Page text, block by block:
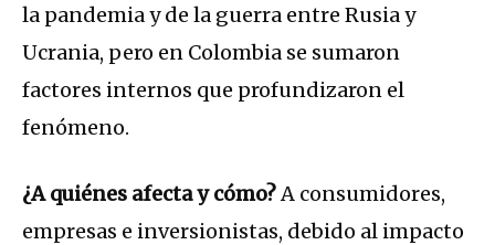
la pandemia y de la guerra entre Rusia y
Ucrania, pero en Colombia se sumaron
factores internos que profundizaron el
fenómeno.
¿A quiénes afecta y cómo?A consumidores,
empresas e inversionistas, debido al impacto